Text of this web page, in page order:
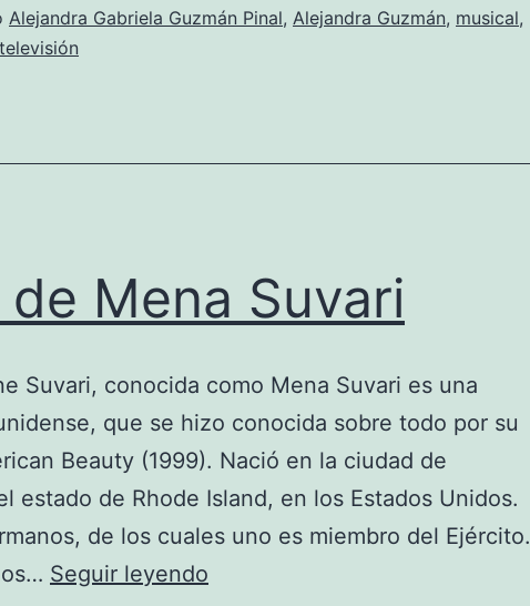
Alejandra Gabriela Guzmán Pinal, Alejandra Guzmán, musical,
televisión
de Mena Suvari
Suvari, conocida como Mena Suvari es una
que se hizo conocida sobre todo por su
Beauty (1999). Nació en la ciudad de
estado de Rhode Island, en los Estados Unidos.
de los cuales uno es miembro del Ejército.
Seguir leyendo